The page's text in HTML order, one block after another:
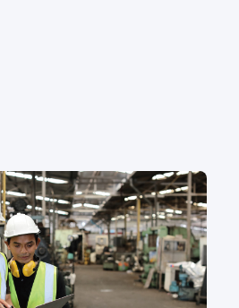
ジ共有」「技術伝承」まで、企業
信プラットフォームで解決
・研修